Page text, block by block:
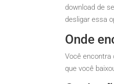
download de
desligar essa
Onde
Você
que você